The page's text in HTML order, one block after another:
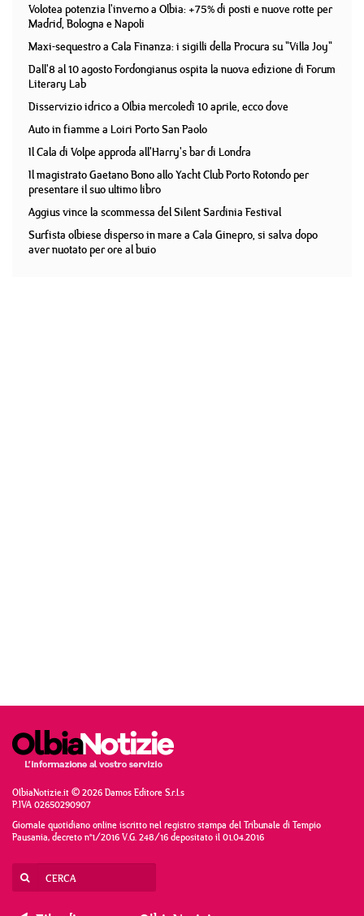
Volotea potenzia l'inverno a Olbia: +75% di posti e nuove rotte per
Madrid, Bologna e Napoli
Maxi-sequestro a Cala Finanza: i sigilli della Procura su "Villa Joy"
Dall'8 al 10 agosto Fordongianus ospita la nuova edizione di Forum
Literary Lab
Disservizio idrico a Olbia mercoledì 10 aprile, ecco dove
Auto in fiamme a Loiri Porto San Paolo
Il Cala di Volpe approda all'Harry's bar di Londra
Il magistrato Gaetano Bono allo Yacht Club Porto Rotondo per
presentare il suo ultimo libro
Aggius vince la scommessa del Silent Sardinia Festival
Surfista olbiese disperso in mare a Cala Ginepro, si salva dopo
aver nuotato per ore al buio
OlbiaNotizie.it © 2026 Damos Editore S.r.l.s
P.IVA 02650290907
Giornale quotidiano online iscritto nel registro stampa del Tribunale di Tempio
Pausania, decreto n°1/2016 V.G. 248/16 depositato il 01.04.2016